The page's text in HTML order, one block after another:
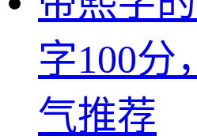
字100分
气推荐